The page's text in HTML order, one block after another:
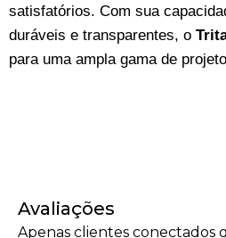
satisfatórios. Com sua
duráveis e transparentes, o
para uma ampla gama de
Avaliações
Apenas clientes conectados